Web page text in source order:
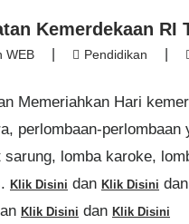
Kemerdekaan RI
WEB Pendidikan
Memeriahkan Hari
perlombaan-
sarung, lomba karoke,
Klik Disini dan Klik Disini dan
Klik Disini dan Klik Disini